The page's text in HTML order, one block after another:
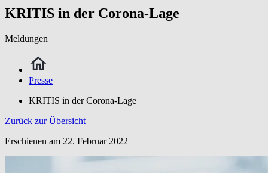
KRITIS in der Corona-Lage
Meldungen
Presse
KRITIS in der Corona-Lage
Zurück zur Übersicht
Erschienen am 22. Februar 2022